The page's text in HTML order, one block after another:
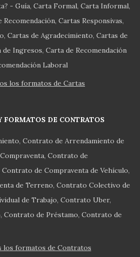
- Guía Carta Formal Carta Informal
Recomendación Cartas Responsivas
Cartas de Agradecimiento Cartas de
de Ingresos Carta de Recomendación
Laboral
los formatos de Cartas
FORMATOS DE CONTRATOS
Contrato de Arrendamiento de
Contrato de
Contrato de Compraventa de Vehículo
de Terreno Contrato Colectivo de
de Trabajo Contrato Uber
Contrato de Préstamo Contrato de
los formatos de Contratos